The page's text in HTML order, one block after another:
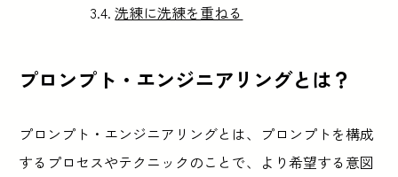
洗練に洗練を重ねる
プロンプト・エンジニアリングとは？
プロンプト・エンジニアリングとは、プロンプトを構成
するプロセスやテクニックのことで、より希望する意図